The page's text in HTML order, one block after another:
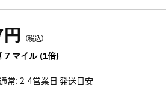
（税込）
7 マイル (1倍)
常: 2-4営業日 発送目安